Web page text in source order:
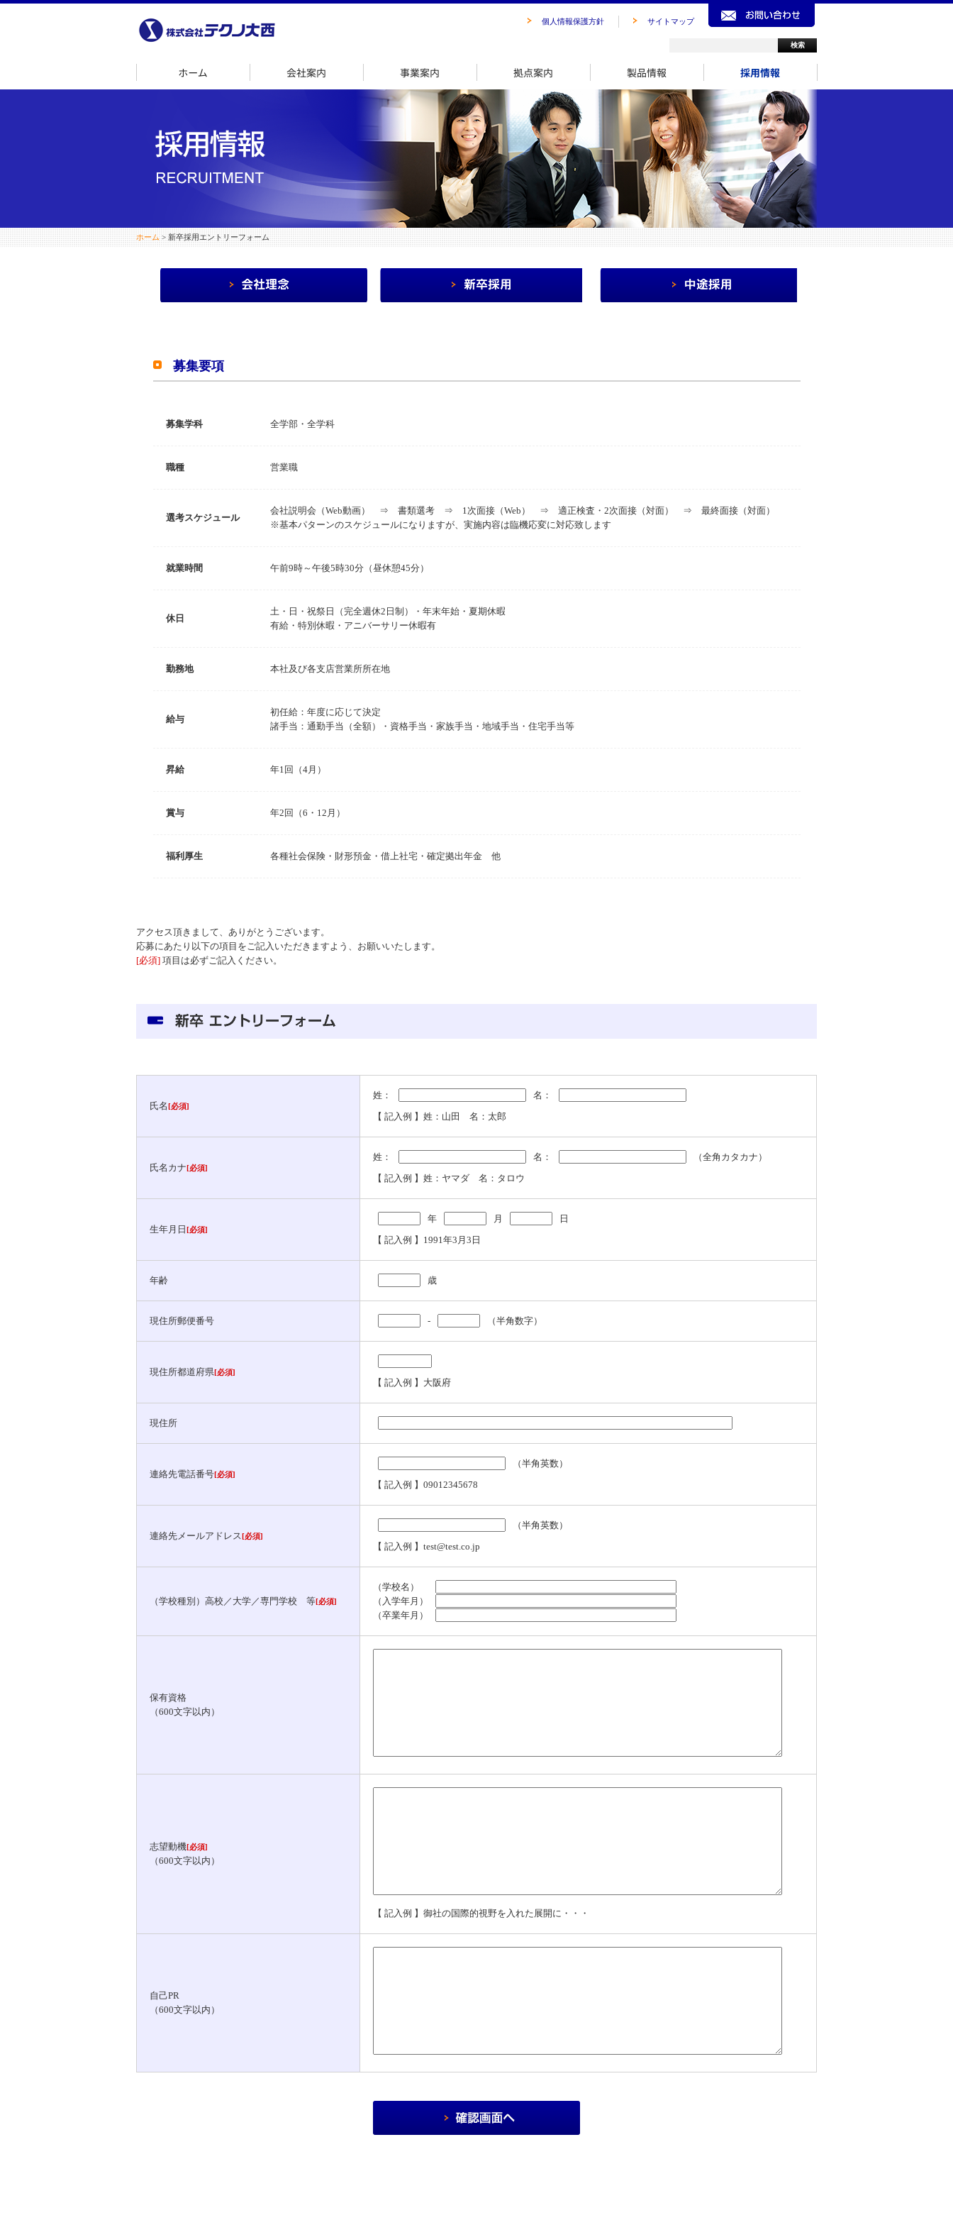
個人情報保護方針 サイトマップ
ホーム 会社案内 事業案内 拠点案内 製品情報 採用情報
ホーム > 新卒採用エントリーフォーム
募集要項
募集学科 全学部・全学科
職種 営業職
選考スケジュール
会社説明会（Web動画） ⇒ 書類選考 ⇒ 1次面接（Web） ⇒ 適正検査・2次面接（対面） ⇒ 最終面接（対面）
※基本パターンのスケジュールになりますが、実施内容は臨機応変に対応致します
就業時間 午前9時～午後5時30分（昼休憩45分）
休日
土・日・祝祭日（完全週休2日制）・年末年始・夏期休暇
有給・特別休暇・アニバーサリー休暇有
勤務地 本社及び各支店営業所所在地
給与
初任給：年度に応じて決定
諸手当：通勤手当（全額）・資格手当・家族手当・地域手当・住宅手当等
昇給 年1回（4月）
賞与 年2回（6・12月）
福利厚生 各種社会保険・財形預金・借上社宅・確定拠出年金 他
アクセス頂きまして、ありがとうございます。
応募にあたり以下の項目をご記入いただきますよう、お願いいたします。
[必須] 項目は必ずご記入ください。
氏名[必須]
姓：
名：
【 記入例 】姓：山田 名：太郎
氏名カナ[必須]
姓： 名：
（全角カタカナ）
【 記入例 】姓：ヤマダ 名：タロウ
生年月日 [必須]
年 月
日
【 記入例 】1991年3月3日
年齢 歳
現住所郵便番号 - （半角数字）
現住所都道府県[必須]
【 記入例 】大阪府
現住所
連絡先電話番号[必須]
（半角英数）
【 記入例 】09012345678
連絡先メールアドレス[必須]
（半角英数）
【 記入例 】test@test.co.jp
（学校種別）高校／大学／専門学校 等[必須]
（学校名）
（入学年月）
（卒業年月）
保有資格
（600文字以内）
志望動機[必須]
（600文字以内）
【 記入例 】御社の国際的視野を入れた展開に・・・
自己PR
（600文字以内）